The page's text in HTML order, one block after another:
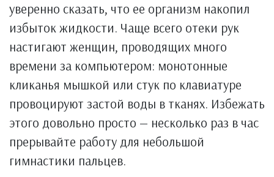
уверенно сказать, что ее организм накопил
избыток жидкости. Чаще всего отеки рук
настигают женщин, проводящих много
времени за компьютером: монотонные
кликанья мышкой или стук по клавиатуре
провоцируют застой воды в тканях. Избежать
этого довольно просто — несколько раз в час
прерывайте работу для небольшой
гимнастики пальцев.